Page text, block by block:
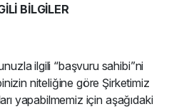
BİLGİLER
ilgili “başvuru sahibi”ni
niteliğine göre Şirketimiz
yapabilmemiz için aşağıdaki